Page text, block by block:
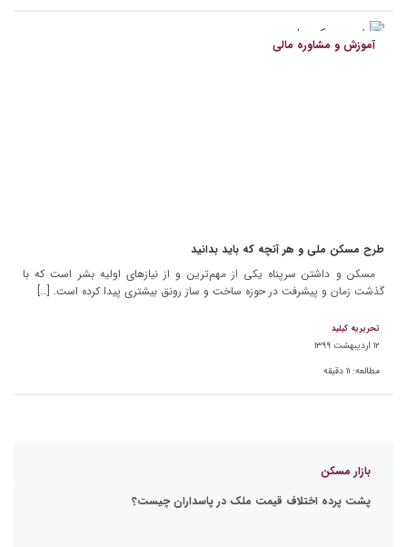
آموزش و مشاوره مالی
طرح مسکن ملی و هر آنچه که باید بدانید
مسکن و داشتن سرپناه یکی از مهم‌ترین و از نیازهای اولیه بشر است که با
گذشت زمان و پیشرفت در حوزه ساخت و ساز رونق بیشتری پیدا کرده است. […]
تحریریه کیلید
۱۲ اردیبهشت ۱۳۹۹
مطالعه: ۱۱ دقیقه
بازار مسکن
پشت پرده اختلاف قیمت ملک در پاسداران چیست؟